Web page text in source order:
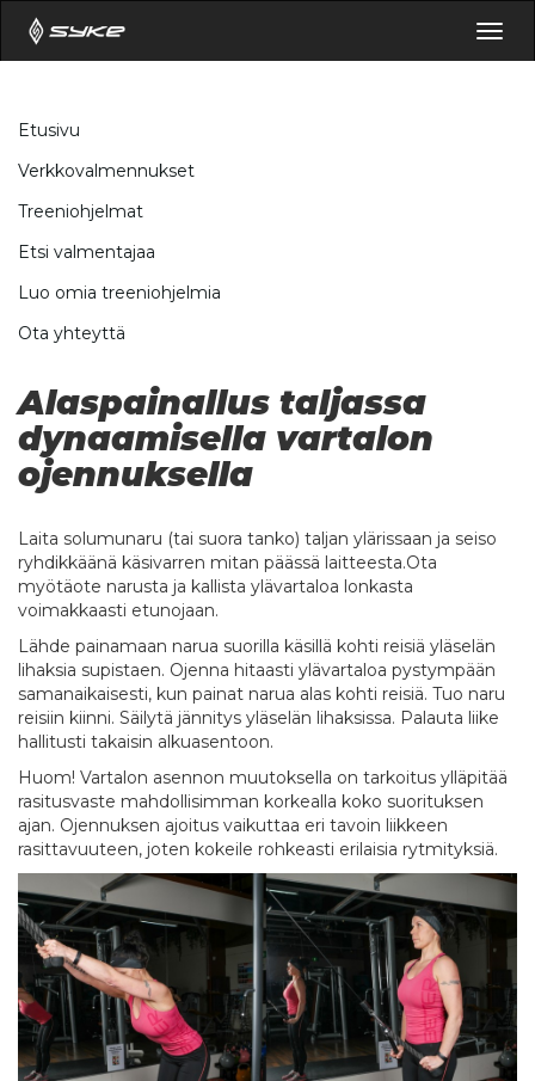
Etusivu
Verkkovalmennukset
Treeniohjelmat
Etsi valmentajaa
Luo omia treeniohjelmia
Ota yhteyttä
Alaspainallus taljassa
dynaamisella vartalon
ojennuksella
Laita solumunaru (tai suora tanko) taljan ylärissaan ja seiso
ryhdikkäänä käsivarren mitan päässä laitteesta.Ota
myötäote narusta ja kallista ylävartaloa lonkasta
voimakkaasti etunojaan.
Lähde painamaan narua suorilla käsillä kohti reisiä yläselän
lihaksia supistaen. Ojenna hitaasti ylävartaloa pystympään
samanaikaisesti, kun painat narua alas kohti reisiä. Tuo naru
reisiin kiinni. Säilytä jännitys yläselän lihaksissa. Palauta liike
hallitusti takaisin alkuasentoon.
Huom! Vartalon asennon muutoksella on tarkoitus ylläpitää
rasitusvaste mahdollisimman korkealla koko suorituksen
ajan. Ojennuksen ajoitus vaikuttaa eri tavoin liikkeen
rasittavuuteen, joten kokeile rohkeasti erilaisia rytmityksiä.